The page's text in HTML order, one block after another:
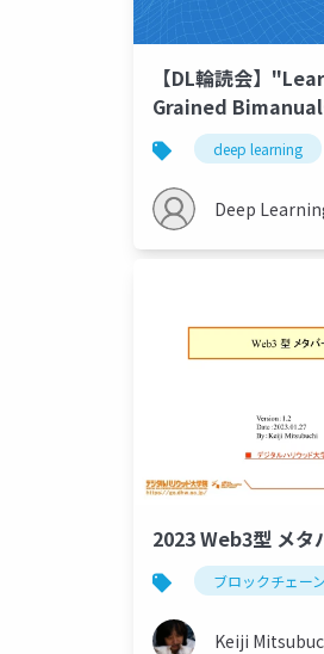
【DL輪読会】
Grained Bimanual
Manipulation with
Hardware"
deep learning
Deep
2023 Web3型 メタ
ブロックチェーン
Keiji